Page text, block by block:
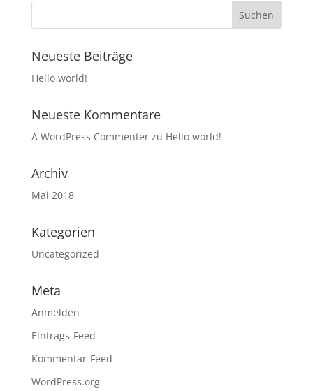
Neueste Beiträge
Hello world!
Neueste Kommentare
A WordPress Commenterzu Hello world!
Archiv
Mai 2018
Kategorien
Uncategorized
Meta
Anmelden
Eintrags-Feed
Kommentar-Feed
WordPress.org